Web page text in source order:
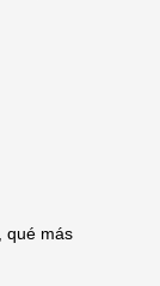
qué más